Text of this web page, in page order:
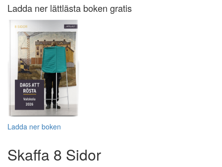
Ladda ner lättlästa boken gratis
Ladda ner boken
Skaffa 8 Sidor